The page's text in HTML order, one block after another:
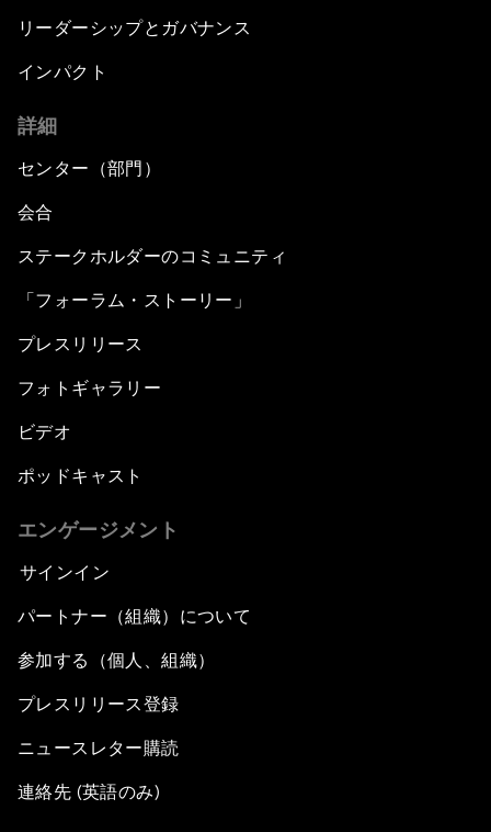
リーダーシップとガバナンス
インパクト
詳細
センター（部門）
会合
ステークホルダーのコミュニティ
「フォーラム・ストーリー」
プレスリリース
フォトギャラリー
ビデオ
ポッドキャスト
エンゲージメント
サインイン
パートナー（組織）について
参加する（個人、組織）
プレスリリース登録
ニュースレター購読
連絡先 (英語のみ)